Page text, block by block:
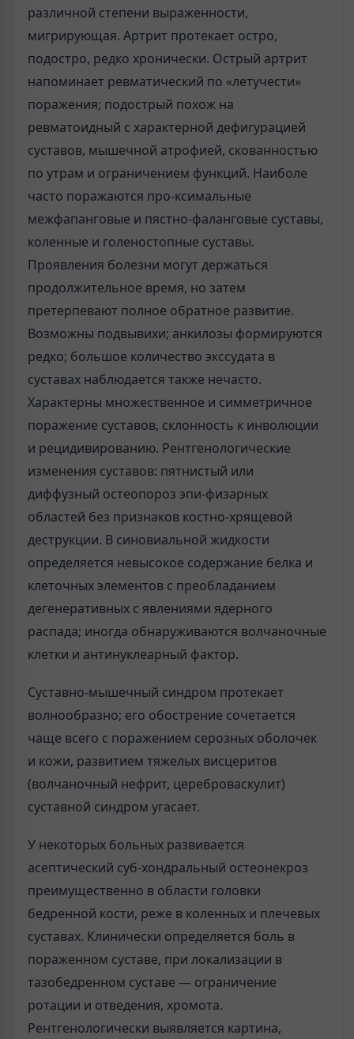
различной степени выраженности,
мигрирующая. Артрит протекает остро,
подостро, редко хронически. Острый артрит
напоминает ревматический по «летучести»
поражения; подострый похож на
ревматоидный с характерной дефигурацией
суставов, мышечной атрофией, скованностью
по утрам и ограничением функций. Наиболе
часто поражаются про-ксимальные
межфапанговые и пястно-фаланговые суставы,
коленные и голеностопные суставы.
Проявления болезни могут держаться
продолжительное время, но затем
претерпевают полное обратное развитие.
Возможны подвывихи; анкилозы формируются
редко; большое количество экссудата в
суставах наблюдается также нечасто.
Характерны множественное и симметричное
поражение суставов, склонность к инволюции
и рецидивированию. Рентгенологические
изменения суставов: пятнистый или
диффузный остеопороз эпи-физарных
областей без признаков костно-хрящевой
деструкции. В синовиальной жидкости
определяется невысокое содержание белка и
клеточных элементов с преобладанием
дегенеративных с явлениями ядерного
распада; иногда обнаруживаются волчаночные
клетки и антинуклеарный фактор.
Суставно-мышечный синдром протекает
волнообразно; его обострение сочетается
чаще всего с поражением серозных оболочек
и кожи, развитием тяжелых висцеритов
(волчаночный нефрит, цереброваскулит)
суставной синдром угасает.
У некоторых больных развивается
асептический суб-хондральный остеонекроз
преимущественно в области головки
бедренной кости, реже в коленных и плечевых
суставах. Клинически определяется боль в
пораженном суставе, при локализации в
тазобедренном суставе — ограничение
ротации и отведения, хромота.
Рентгенологически выявляется картина,